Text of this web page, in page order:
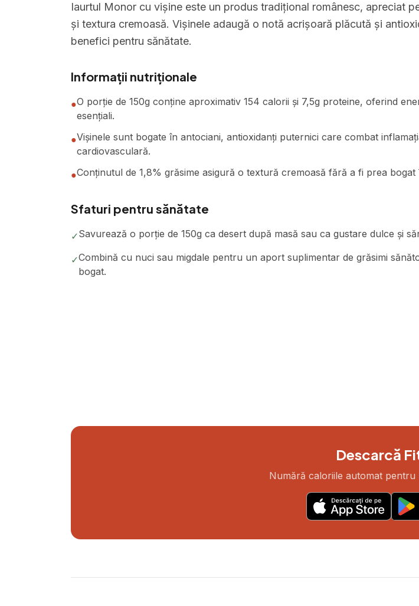
Iaurtul Monor cu vișine este un produs tradițional românesc, apreciat
și textura cremoasă. Vișinele adaugă o notă acrișoară plăcută și
benefici pentru sănătate.
Informații nutriționale
●O porție de 150g conține aproximativ 154 calorii și 7,5g proteine, oferind
esențiali.
●Vișinele sunt bogate în antociani, antioxidanți puternici care combat
cardiovasculară.
●Conținutul de 1,8% grăsime asigură o textură cremoasă fără a fi prea bogat
Sfaturi pentru sănătate
✓Savurează o porție de 150g ca desert după masă sau ca gustare dulce și
✓Combină cu nuci sau migdale pentru un aport suplimentar de grăsimi
bogat.
Descarcă
Numără caloriile automat pentru